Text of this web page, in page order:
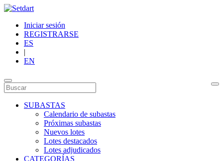
Iniciar sesión
REGISTRARSE
ES
|
EN
SUBASTAS
Calendario de subastas
Próximas subastas
Nuevos lotes
Lotes destacados
Lotes adjudicados
CATEGORÍAS